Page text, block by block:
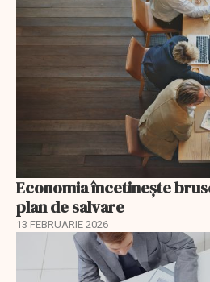
Economia încetinește
plan de salvare
13 FEBRUARIE 2026